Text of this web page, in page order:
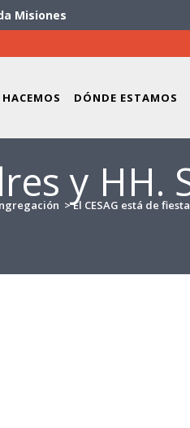
Misiones
DÓNDE ESTAMOS
y HH.
>El CESAG está de fiesta